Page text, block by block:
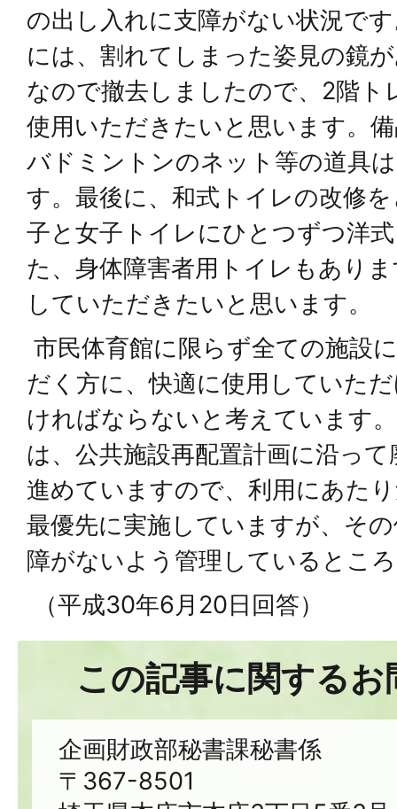
の出し入れに支障がない状況で
には、割れてしまった姿見の鏡
なので撤去しましたので、2階ト
使用いただきたいと思います。
バドミントンのネット等の道具
す。最後に、和式トイレの改修
子と女子トイレにひとつずつ洋
た、身体障害者用トイレもあり
していただきたいと思います。
市民体育館に限らず全ての施設
だく方に、快適に使用していた
ければならないと考えています
は、公共施設再配置計画に沿っ
進めていますので、利用にあた
最優先に実施していますが、そ
障がないよう管理しているとこ
（平成30年6月20日回答）
この記事に関する
企画財政部秘書課秘書係
〒367-8501